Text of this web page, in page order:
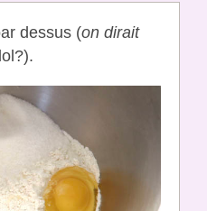
dessus (on dirait